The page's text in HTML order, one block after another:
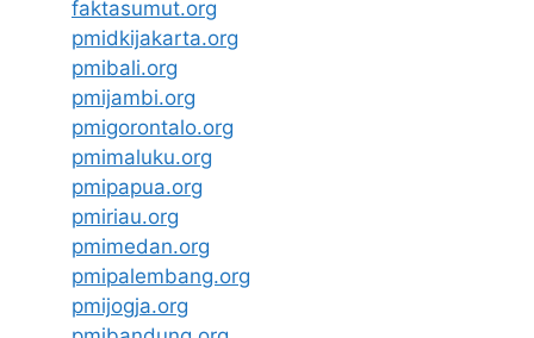
faktasumut.org
pmidkijakarta.org
pmibali.org
pmijambi.org
pmigorontalo.org
pmimaluku.org
pmipapua.org
pmiriau.org
pmimedan.org
pmipalembang.org
pmijogja.org